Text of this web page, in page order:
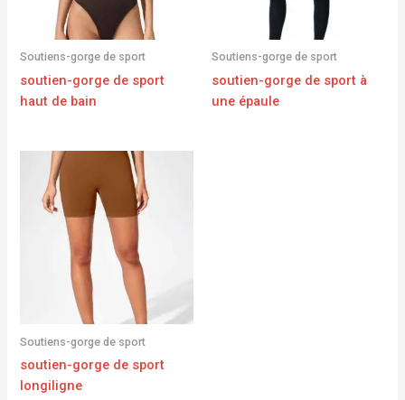
Soutiens-gorge de sport
soutien-gorge de sport
haut de bain
Soutiens-gorge de sport
soutien-gorge de sport à
une épaule
Soutiens-gorge de sport
soutien-gorge de sport
longiligne